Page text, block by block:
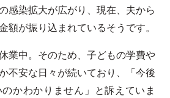
感染拡大が広がり、現在、夫から
額が振り込まれているそうです。
業中。そのため、子どもの学費や
不安な日々が続いており、「今後
かわかりません」と訴えていま